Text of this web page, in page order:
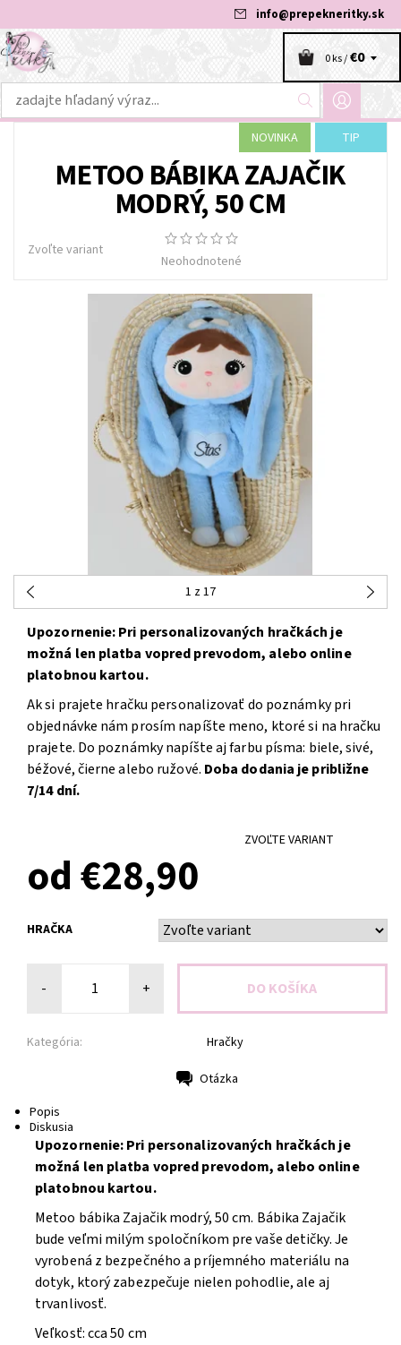
info@prepekneritky.sk
0 ks /€0
NOVINKA TIP
METOO BÁBIKA ZAJAČIK
MODRÝ, 50 CM
Zvoľte variant
Neohodnotené
1 z 17
Upozornenie: Pri personalizovaných hračkách je
možná len platba vopred prevodom, alebo online
platobnou kartou.
Ak si prajete hračku personalizovať do poznámky pri
objednávke nám prosím napíšte meno, ktoré si na hračku
prajete. Do poznámky napíšte aj farbu písma: biele, sivé,
béžové, čierne alebo ružové. Doba dodania je približne
7/14 dní.
ZVOĽTE VARIANT
od €28,90
HRAČKA
- +
Kategória: Hračky
Otázka
Popis
Diskusia
Upozornenie: Pri personalizovaných hračkách je
možná len platba vopred prevodom, alebo online
platobnou kartou.
Metoo bábika Zajačik modrý, 50 cm. Bábika Zajačik
bude veľmi milým spoločníkom pre vaše detičky. Je
vyrobená z bezpečného a príjemného materiálu na
dotyk, ktorý zabezpečuje nielen pohodlie, ale aj
trvanlivosť.
Veľkosť: cca 50 cm